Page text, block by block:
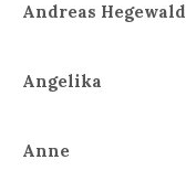
Andreas Hegewald
Angelika
Anne